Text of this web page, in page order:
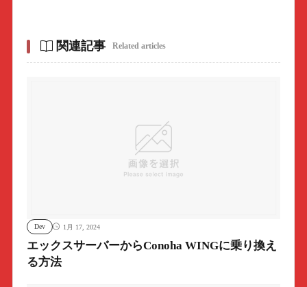
関連記事 Related articles
Dev 1月 17, 2024
エックスサーバーからConoha WINGに乗り換え
る方法